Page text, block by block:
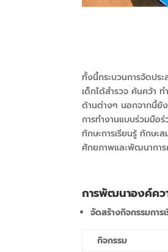
ทั้งนี้กระบวนการจัดปร
เด็กได้สำรวจ ค้นคว้า
ด้านต่างๆ นอกจากนี้ยัง
การทำงานแบบร่วมมือ
ทักษะการเรียนรู้ ทักษะ
ศักยภาพและพัฒนาการ
การพัฒนาองค์คว
จัดสร้างกิจกรรมกา
กิจกรรม